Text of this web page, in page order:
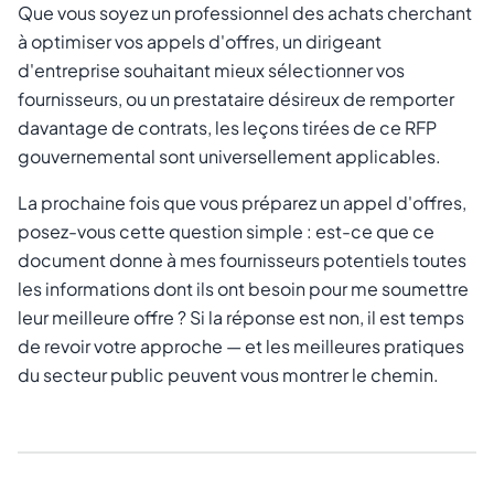
Que vous soyez un professionnel des achats cherchant
à optimiser vos appels d'offres, un dirigeant
d'entreprise souhaitant mieux sélectionner vos
fournisseurs, ou un prestataire désireux de remporter
davantage de contrats, les leçons tirées de ce RFP
gouvernemental sont universellement applicables.
La prochaine fois que vous préparez un appel d'offres,
posez-vous cette question simple : est-ce que ce
document donne à mes fournisseurs potentiels toutes
les informations dont ils ont besoin pour me soumettre
leur meilleure offre ? Si la réponse est non, il est temps
de revoir votre approche — et les meilleures pratiques
du secteur public peuvent vous montrer le chemin.